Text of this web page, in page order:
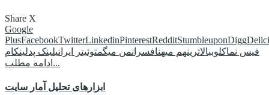
Share X
Google
PlusFacebookTwitterLinkedinPinterestRedditStumbleuponDigg
فیس نماکلوببالاترینهم میهنافسرانمن میگمتوئیتر ایرانیلینک پدلینکام
ادامه مطلب...
ابزارهای تحلیل آمار سایت